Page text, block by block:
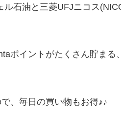
ル石油と三菱UFJニコス
ポイントがたくさん貯まる
、毎日の買い物もお得♪♪